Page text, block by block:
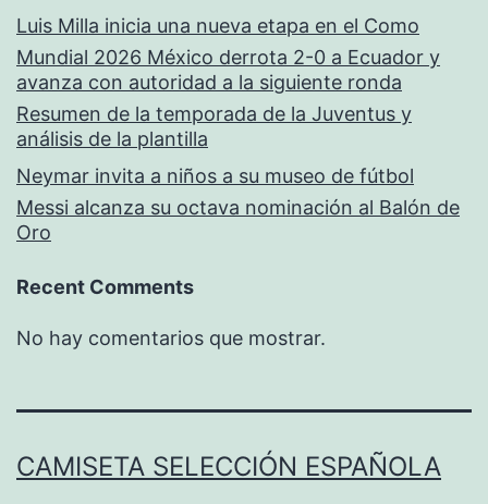
Luis Milla inicia una nueva etapa en el Como
Mundial 2026 México derrota 2-0 a Ecuador y
avanza con autoridad a la siguiente ronda
Resumen de la temporada de la Juventus y
análisis de la plantilla
Neymar invita a niños a su museo de fútbol
Messi alcanza su octava nominación al Balón de
Oro
Recent Comments
No hay comentarios que mostrar.
CAMISETA SELECCIÓN ESPAÑOLA